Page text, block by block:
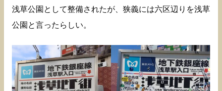
浅草公園として整備されたが、狭義には六区辺りを浅草
公園と言ったらしい。